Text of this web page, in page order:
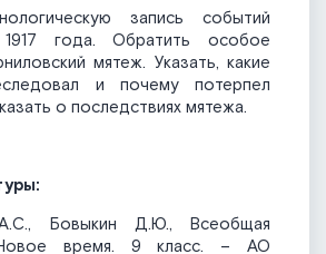
запись событий
1917 года. Обратить особое
мятеж. Указать, какие
и почему потерпел
о последствиях мятежа.
Бовыкин Д.Ю., Всеобщая
время. 9 класс. – АО